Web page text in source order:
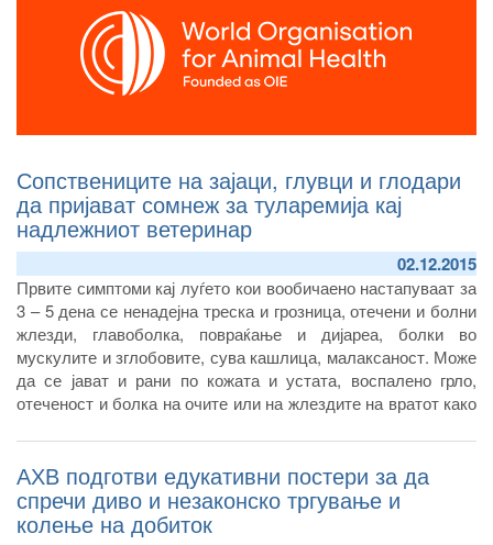
Сопствениците на зајаци, глувци и глодари
да пријават сомнеж за туларемија кај
надлежниот ветеринар
02.12.2015
Првите симптоми кај луѓето кои вообичаено настапуваат за
3 – 5 дена се ненадејна треска и грозница, отечени и болни
жлезди, главоболка, повраќање и дијареа, болки во
мускулите и зглобовите, сува кашлица, малаксаност. Може
да се јават и рани по кожата и устата, воспалено грло,
отеченост и болка на очите или на жлездите на вратот како
АХВ подготви едукативни постери за да
спречи диво и незаконско тргување и
колење на добиток